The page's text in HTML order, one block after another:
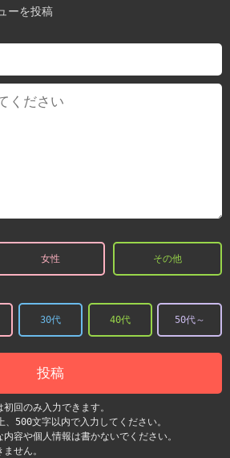
ーを投稿
女性 その他
30代 40代 50代～
投稿
回のみ入力できます。
500文字以内で入力してください。
容や個人情報は書かないでください。
せん。